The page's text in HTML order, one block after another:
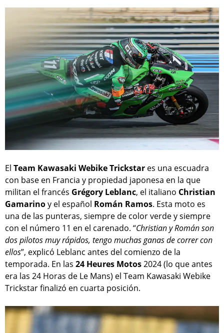
El Team Kawasaki Webike Trickstar es una escuadra
con base en Francia y propiedad japonesa en la que
militan el francés Grégory Leblanc, el italiano Christian
Gamarinoy el español Román Ramos. Esta moto es
una de las punteras, siempre de color verde y siempre
con el número 11 en el carenado. “Christian y Román son
dos pilotos muy rápidos, tengo muchas ganas de correr con
ellos”, explicó Leblanc antes del comienzo de la
temporada. En las 24 Heures Motos2024 (lo que antes
era las 24 Horas de Le Mans) el Team Kawasaki Webike
Trickstar finalizó en cuarta posición.